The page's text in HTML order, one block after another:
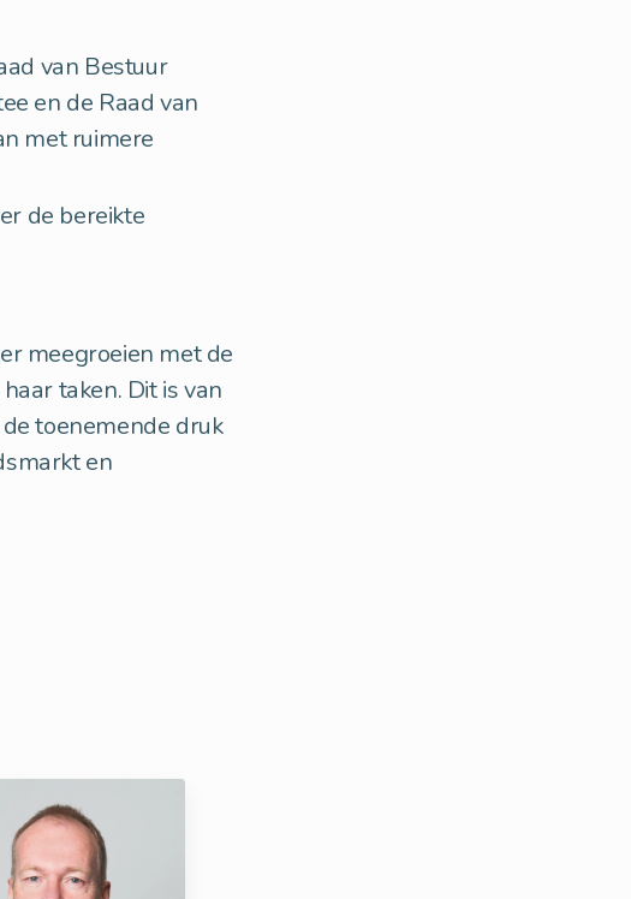
van Bestuur
en de Raad van
met ruimere
de bereikte
meegroeien met de
taken. Dit is van
toenemende druk
en